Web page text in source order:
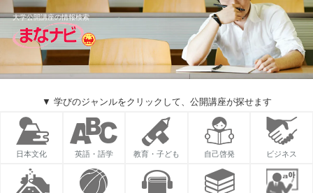
大学公開講座の情報検索
▼ 学びのジャンルをクリックして、公開講座が探せます
日本文化 英語・語学 教育・子ども 自己啓発 ビジネス